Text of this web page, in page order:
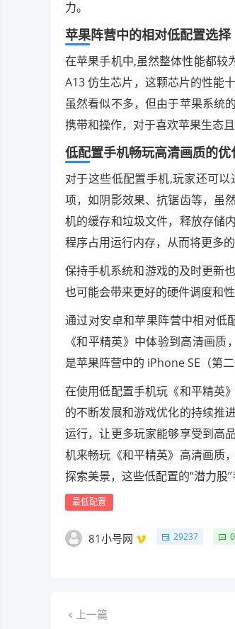
力。
苹果阵营中的相对低配置选择
在苹果手机中,虽然整体性能都较
A13 仿生芯片，这颗芯片的性能
虽然看似不多，但由于苹果系统
携带和操作，对于喜欢苹果生态
低配置手机畅玩高清画质的优
对于这些低配置手机,玩家还可
项，如阴影效果、抗锯齿等，虽
机的缓存和垃圾文件，释放存储
程序占用运行内存，从而将更多
保持手机系统和游戏的及时更新
也可能会带来更好的硬件调度和性
通过对安卓和苹果阵营中相对低
《和平精英》中体验到高清画
是苹果阵营中的 iPhone SE（第
在使用低配置手机玩《和平精英
的不断发展和游戏优化的持续推
运行，让更多玩家能够享受到高
机来畅玩《和平精英》高清画质
探索美景，这些低配置的“潜力股
最低配置
81小号网 29237 0
上一篇